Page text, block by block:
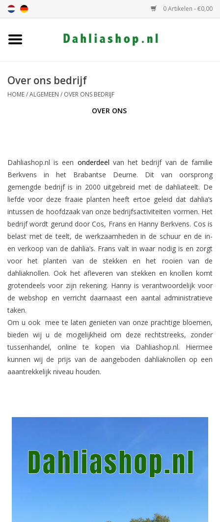
0 Artikelen - €0,00
Dahlia assortiment
Dahlia Groep
Cadeaubon
Algemeen
Blog
Over ons bedrijf
HOME/ALGEMEEN / OVER ONS BEDRIJF
OVER ONS
Dahliashop.nl is een onderdeel van het bedrijf van de familie
Berkvens in het Brabantse Deurne. Dit van oorsprong
gemengde bedrijf is in 2000 uitgebreid met de dahliateelt. De
liefde voor deze fraaie planten heeft ertoe geleid dat dahlia’s
intussen de hoofdzaak van onze bedrijfsactiviteiten vormen. Het
bedrijf wordt gerund door Cos, Frans en Hanny Berkvens. Cos is
belast met de teelt, de werkzaamheden in de schuur en de in-
en verkoop van de dahlia’s. Frans valt in waar nodig is en zorgt
voor het planten van de stekken en het rooien van de
dahliaknollen. Ook het afleveren van stekken en knollen komt
grotendeels voor zijn rekening. Hanny is verantwoordelijk voor
de webshop en verricht daarnaast een aantal administratieve
taken.
Om u ook mee te laten genieten van onze prachtige bloemen,
bieden wij u de mogelijkheid om deze rechtstreeks, zonder
tussenhandel, online te kopen via Dahliashop.nl. Hiermee
kunnen wij de prijs van de aangeboden dahliaknollen op een
aaantrekkelijk niveau houden.